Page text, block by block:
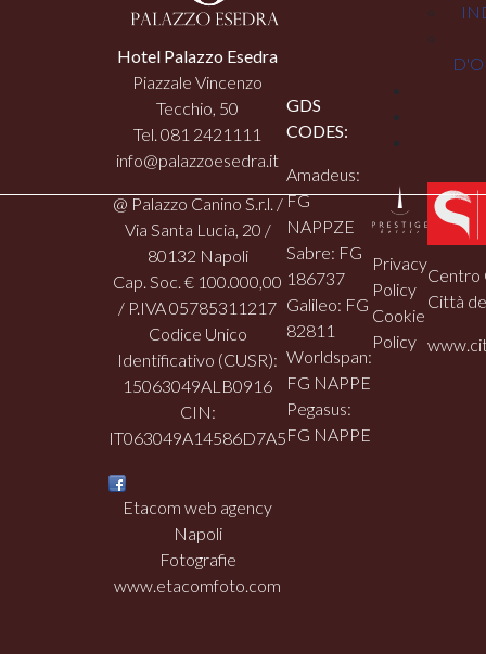
Hotel Palazzo Esedra
Piazzale Vincenzo
Tecchio, 50
Tel. 081 2421111
info@palazzoesedra.it
@ Palazzo Canino S.r.l. /
Via Santa Lucia, 20 /
80132 Napoli
Cap. Soc. € 100.000,00
/ P.IVA 05785311217
Codice Unico
Identificativo (CUSR):
15063049ALB0916
CIN:
IT063049A14586D7A5
Etacom web agency
Napoli
Fotografie
www.etacomfoto.com
GDS
CODES:
Amadeus:
FG
NAPPZE
Sabre: FG
186737
Galileo: FG
82811
Worldspan:
FG NAPPE
Pegasus:
FG NAPPE
Privacy
Policy
Cookie
Policy
Centro
Città